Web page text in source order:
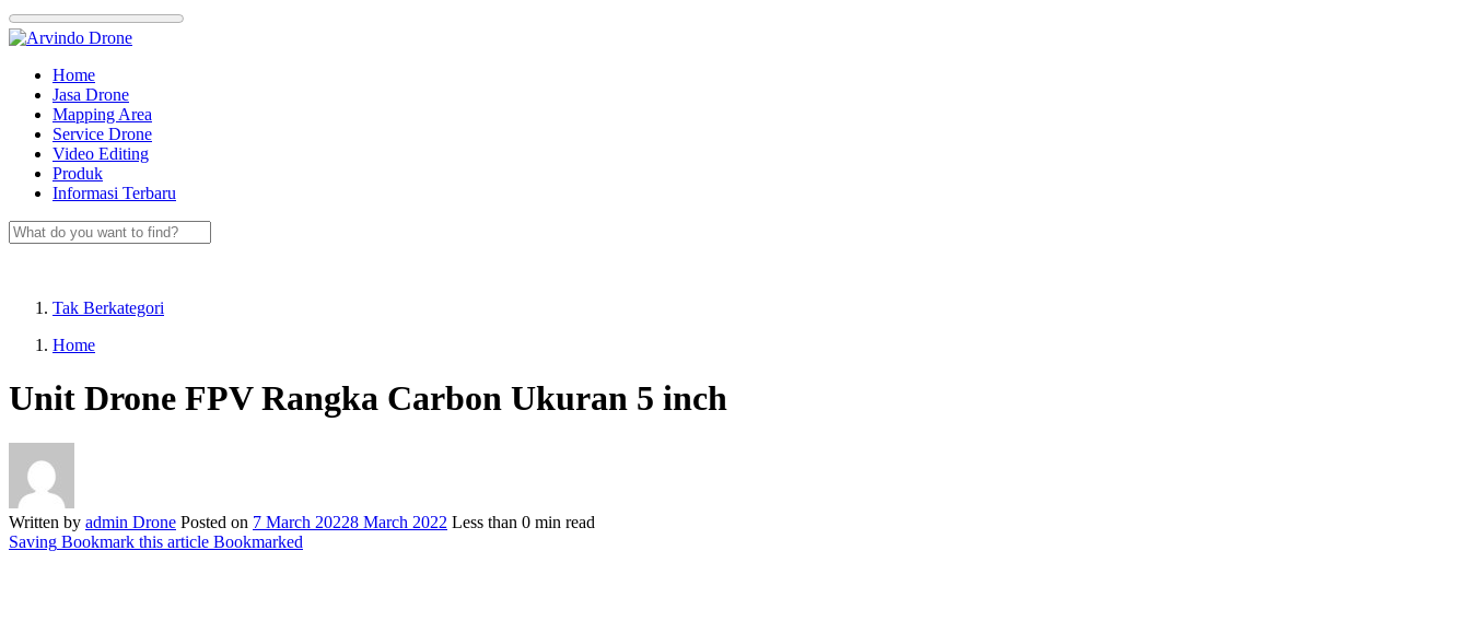
Skip
to
Home
Jasa Drone
Mapping Area
Service Drone
Video Editing
Produk
Informasi Terbaru
Tak Berkategori
Home
Unit Drone FPV Rangka Carbon Ukuran 5 inch
Written by admin Drone Posted on 7 March 20228 March 2022 Less than 0 min read
Saving Bookmark this article Bookmarked